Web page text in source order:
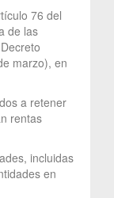
76 del
de las
marzo), en
a retener
rentas
incluidas
en